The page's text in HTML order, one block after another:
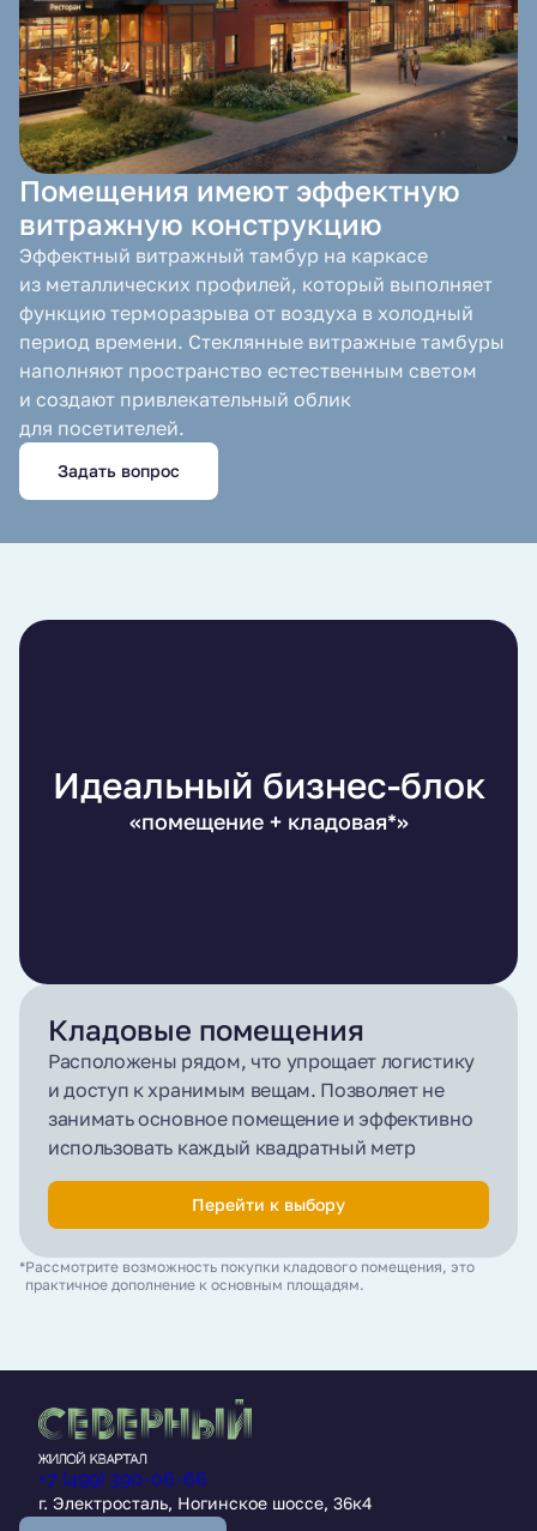
Помещения имеют эффектную
витражную конструкцию
Эффектный витражный тамбур на каркасе
из металлических профилей, который выполняет
функцию терморазрыва от воздуха в холодный
период времени. Стеклянные витражные тамбуры
наполняют пространство естественным светом
и создают привлекательный облик
для посетителей.
Задать вопрос
Кладовые помещения
Расположены рядом, что упрощает логистику
и доступ к хранимым вещам. Позволяет не
занимать основное помещение и эффективно
использовать каждый квадратный метр
Перейти к выбору
Идеальный бизнес-блок
«помещение + кладовая*»
Рассмотрите возможность покупки кладового помещения, это
практичное дополнение к основным площадям.
+7 (499) 390-06-66
г. Электросталь, Ногинское шоссе, 36к4